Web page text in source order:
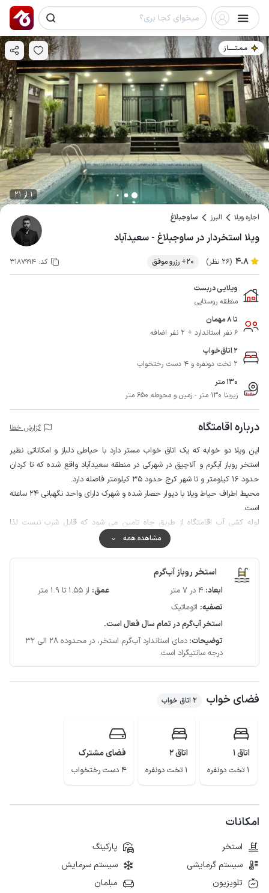
مـمـتــــــاز
1 از 21
اجاره ویلا البرز ساوجبلاغ
ویلا استخردار در ساوجبلاغ - سعیدآباد
4.8 (26 نظر) 20+ رزرو موفق کد: 3187994
ویلایی دربست
منطقه روستایی
تا 8 مهمان
6 نفر استاندارد + 2 نفر اضافه
2 اتاق‌خواب
2 تخت دونفره و 4 دست رختخواب
130 متر
زیربنا 130 متر - زمین و محوطه 650 متر
درباره اقامتگاه گزارش خطا
این ویلا دو خوابه که یک اتاق خواب مستر دارد با حیاطی دلباز و امکاناتی نظیر
استخر روباز آبگرم و آلاچیق در شهرکی در منطقه سعیدآباد واقع شده که تا کردان
حدود 16 کیلومتر و تا شهر کرج حدود 35 کیلومتر فاصله دارد.
محیط اطراف حیاط ویلا با دیوار حصار شده و شهرک دارای واحد نگهبانی 24 ساعته
است.
لوله کشی آب اقامتگاه از طریق چاه تامین می شود که قابل شرب نیست لذا
میهمانان گرامی با خود آب معدنی برای آشامیدن همراه داشته باشند.
سوخت مصرفی ویلا از طریق مخزن 2000 لیتری گاز مایع تامین می شود.
برای تهیه مایحتاج ضروری، سوپرمارکت و نانوایی در فاصله حدود یک کیلومتری
قابل دسترس است.
کیفیت خطوط شبکه تلفن همراه برای دو اپراتور ایرانسل و همراه اول در مکالمه
خوب و پوشش اینترنت به صورت 4g می باشد.
لطفا قبل از رزرو قوانین را مطالعه نمایید.
مشاهده همه
استخر روباز آب‌گرم
ابعاد: 4 در 7 متر عمق: از 1.55 تا 1.9 متر
تصفیه: اتوماتیک
استخر آب‌گرم در تمام سال فعال است.
توضیحات:
دمای استاندارد آب‌گرم استخر، در محدوده 28 الی 32
درجه سانتیگراد است.
فضای خواب 2 اتاق خواب
اتاق 1
1 تخت دونفره
اتاق 2
1 تخت دونفره
فضای مشترک
4 دست رختخواب
امکانات
استخر
پارکینگ
سیستم گرمایشی
سیستم سرمایش
تلویزیون
مبلمان